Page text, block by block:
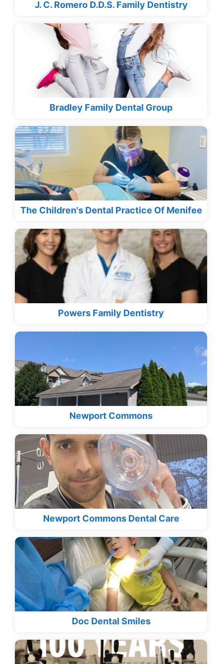
J. C. Romero D.D.S. Family Dentistry
Bradley Family Dental Group
The Children's Dental Practice Of Menifee
Powers Family Dentistry
Newport Commons
Newport Commons Dental Care
Doc Dental Smiles